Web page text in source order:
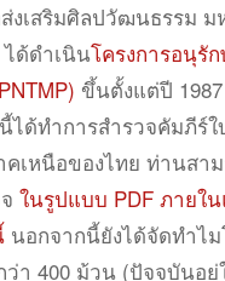
งเสริมศิลปวัฒนธรรม ม
ได้ดำเนินโครงการอนุรั
ขึ้นตั้งแต่ปี 1987
ได้ทำการสำรวจคัมภีร์
เหนือของไทย ท่านสา
ในรูปแบบ PDF ภายใ
นอกจากนี้ยังได้จัดทำไ
ว่า 400 ม้วน (ปัจจุบันอ